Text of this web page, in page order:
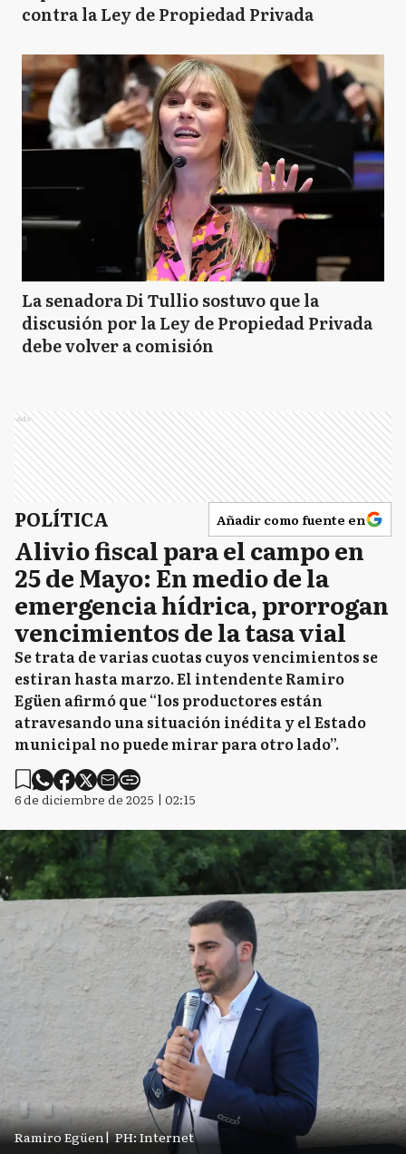
contra la Ley de Propiedad Privada
La senadora Di Tullio sostuvo que la
discusión por la Ley de Propiedad Privada
debe volver a comisión
Ads
POLÍTICA Añadir como fuente en
Alivio fiscal para el campo en
25 de Mayo: En medio de la
emergencia hídrica, prorrogan
vencimientos de la tasa vial
Se trata de varias cuotas cuyos vencimientos se
estiran hasta marzo. El intendente Ramiro
Egüen afirmó que “los productores están
atravesando una situación inédita y el Estado
municipal no puede mirar para otro lado”.
6 de diciembre de 2025 | 02:15
Ramiro Egüen| PH: Internet